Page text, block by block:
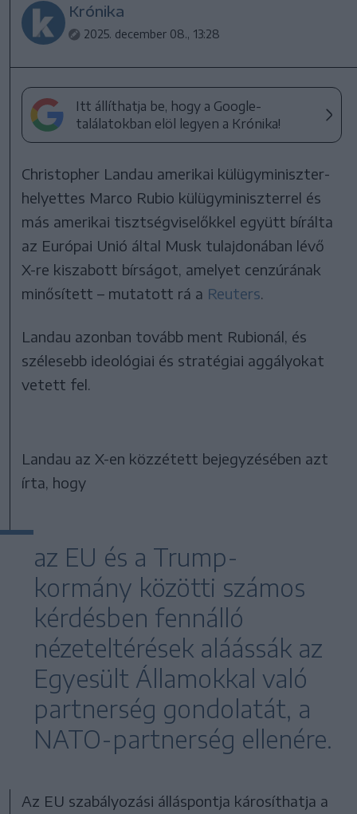
Krónika
2025. december 08., 13:28
Itt állíthatja be, hogy a Google-
találatokban elöl legyen a Krónika!
Christopher Landau amerikai külügyminiszter-
helyettes Marco Rubio külügyminiszterrel és
más amerikai tisztségviselőkkel együtt bírálta
az Európai Unió által Musk tulajdonában lévő
X-re kiszabott bírságot, amelyet cenzúrának
minősített – mutatott rá a Reuters.
Landau azonban tovább ment Rubionál, és
szélesebb ideológiai és stratégiai aggályokat
vetett fel.
Landau az X-en közzétett bejegyzésében azt
írta, hogy
az EU és a Trump-
kormány közötti számos
kérdésben fennálló
nézeteltérések aláássák az
Egyesült Államokkal való
partnerség gondolatát, a
NATO-partnerség ellenére.
Az EU szabályozási álláspontja károsíthatja a